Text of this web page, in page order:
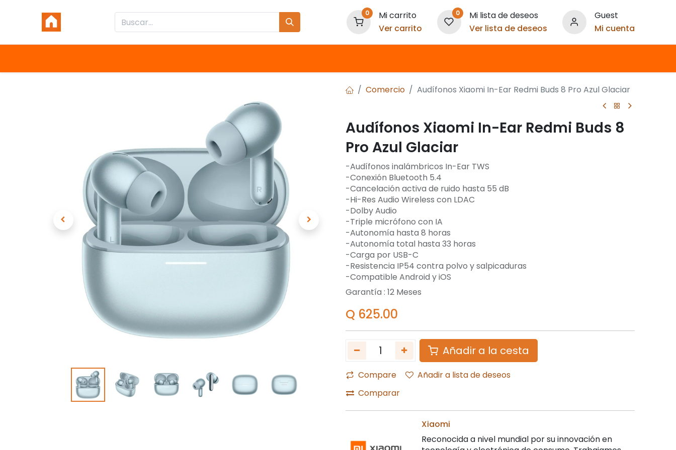
0
Mi carrito
Ver carrito
0
Mi lista de deseos
Ver lista de deseos
Guest
Mi cuenta
Comercio Audífonos Xiaomi In-Ear Redmi Buds 8 Pro Azul Glaciar
Audífonos Xiaomi In-Ear Redmi Buds 8
Pro Azul Glaciar
-Audífonos inalámbricos In-Ear TWS
-Conexión Bluetooth 5.4
-Cancelación activa de ruido hasta 55 dB
-Hi-Res Audio Wireless con LDAC
-Dolby Audio
-Triple micrófono con IA
-Autonomía hasta 8 horas
-Autonomía total hasta 33 horas
-Carga por USB-C
-Resistencia IP54 contra polvo y salpicaduras
-Compatible Android y iOS
Garantía : 12 Meses
Q 625.00
Añadir a la cesta
Compare
Añadir a lista de deseos
Comparar
Xiaomi
Reconocida a nivel mundial por su innovación en